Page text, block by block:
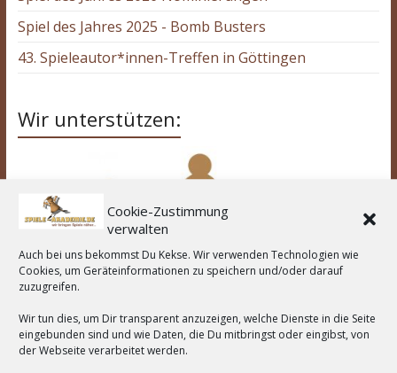
Cookie-Zustimmung
verwalten
Auch bei uns bekommst Du Kekse. Wir verwenden Technologien wie
Cookies, um Geräteinformationen zu speichern und/oder darauf
zuzugreifen.
Wir tun dies, um Dir transparent anzuzeigen, welche Dienste in die Seite
eingebunden sind und wie Daten, die Du mitbringst oder eingibst, von
der Webseite verarbeitet werden.
Spiel des Jahres 2025 - Bomb Busters
43. Spieleautor*innen-Treffen in Göttingen
Wir unterstützen: